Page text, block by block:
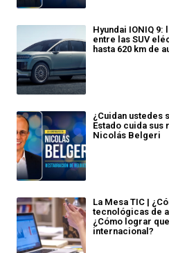
Hyundai IONIQ
entre las SUV
hasta 620 km de
¿Cuidan ustedes
Estado cuida
Nicolás Belgeri
La Mesa TIC |
tecnológicas de
¿Cómo lograr
internacional?